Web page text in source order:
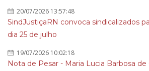
20/07/2026 13:57:48
SindJustiçaRN convoca sindicalizados
dia 25 de julho
19/07/2026 10:02:18
Nota de Pesar - Maria Lucia Barbosa de